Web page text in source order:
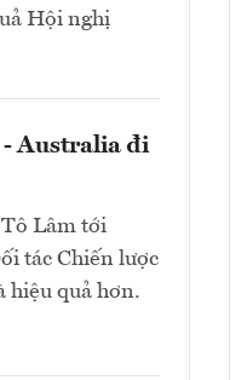
Hội nghị
- Australia đi
Tô Lâm tới
tác Chiến lược
hiệu quả hơn.